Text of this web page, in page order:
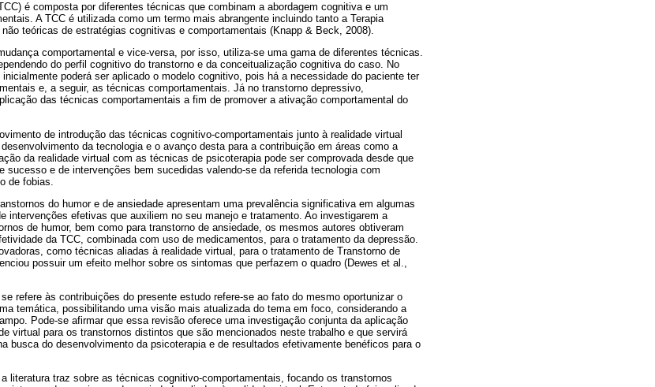
é composta por diferentes técnicas que combinam a abordagem cognitiva e um
A TCC é utilizada como um termo mais abrangente incluindo tanto a Terapia
teóricas de estratégias cognitivas e comportamentais (Knapp & Beck, 2008).
comportamental e vice-versa, por isso, utiliza-se uma gama de diferentes técnicas.
do perfil cognitivo do transtorno e da conceitualização cognitiva do caso. No
poderá ser aplicado o modelo cognitivo, pois há a necessidade do paciente ter
e, a seguir, as técnicas comportamentais. Já no transtorno depressivo,
das técnicas comportamentais a fim de promover a ativação comportamental do
de introdução das técnicas cognitivo-comportamentais junto à realidade virtual
da tecnologia e o avanço desta para a contribuição em áreas como a
da realidade virtual com as técnicas de psicoterapia pode ser comprovada desde que
sucesso e de intervenções bem sucedidas valendo-se da referida tecnologia com
de fobias.
do humor e de ansiedade apresentam uma prevalência significativa em algumas
intervenções efetivas que auxiliem no seu manejo e tratamento. Ao investigarem a
de humor, bem como para transtorno de ansiedade, os mesmos autores obtiveram
da TCC, combinada com uso de medicamentos, para o tratamento da depressão.
como técnicas aliadas à realidade virtual, para o tratamento de Transtorno de
possuir um efeito melhor sobre os sintomas que perfazem o quadro (Dewes et al.,
refere às contribuições do presente estudo refere-se ao fato do mesmo oportunizar o
temática, possibilitando uma visão mais atualizada do tema em foco, considerando a
Pode-se afirmar que essa revisão oferece uma investigação conjunta da aplicação
virtual para os transtornos distintos que são mencionados neste trabalho e que servirá
busca do desenvolvimento da psicoterapia e de resultados efetivamente benéficos para o
literatura traz sobre as técnicas cognitivo-comportamentais, focando os transtornos